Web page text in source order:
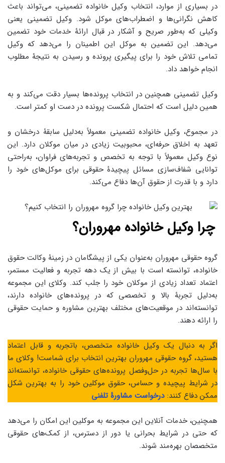
در بسیاری از موارد، انتخاب وکیل خانواده تضمینی، می‌تواند باعث
کاهش نگرانی‌ها و اضطراب‌های موکل شود. وکیل تضمینی یعنی
وکیلی که به‌طور صریح و آشکار در قبال ارائۀ خدمات خود تضمین
می‌دهد. این تضمین به موکل این اطمینان را می‌دهد که وکیل
تمامی تلاش خود را برای پیگیری پرونده و رسیدن به نتیجۀ مطلوب
انجام خواهد داد.
وکیل تضمینی همچنین در انتخاب پرونده‌ها بسیار دقت می‌کند و به
همین دلیل است که احتمال شکست پرونده در دست او کمتر است.
در مجموع، وکیل خانواده تضمینی معمولاً به‌دلیل سابقۀ درخشان و
تعهد به اخلاق حرفه‌ای، محبوبیت زیادی در میان موکلان دارد. این
نوع وکیل معمولاً با توجه به تخصص و تجربه‌های فراوان، به‌راحتی
توانایی شفاف‌سازی مسائل پیچیدۀ حقوقی برای موکل‌های خود را
دارد و با قدرت از حقوق آن‌ها دفاع می‌کند.
چرا وکیل خانواده مهروران؟
گروه حقوقی مهروران به‌عنوان یکی از پیشگامان در زمینۀ وکالت حقوق
خانواده، توانسته است با بیش از یک دهه تجربه و فعالیت مستمر،
اعتماد تعداد زیادی از موکلان خود را جلب کند. وکلای این مجموعه
به‌دلیل تجربۀ بالا و تخصصی که در پرونده‌های خانواده دارند،
توانسته‌اند در موقعیت‌های مختلف بهترین مشاوره و حمایت حقوقی
را ارائه دهند.
اگر به دنبال یک وکیل خانواده متخصص، باتجربه و قابل اعتماد
هستید، گروه حقوقی مهروران بهترین انتخاب برای شماست! وکلای ما
با سال‌ها تجربه در حل‌وفصل پرونده‌های حقوقی خانواده، توانسته‌اند
در شرایط پیچیده و حساس، حقوق موکلین خود را به بهترین شکل
ممکن دفاع کنند:درخواست مشاورۀ تلفنی
همچنین، خدمات آنلاین این مجموعه به موکلین این امکان را می‌دهد
که حتی در شرایط بحرانی یا دور از دسترس، از کمک‌های حقوقی
متخصصان بهره‌مند شوند.